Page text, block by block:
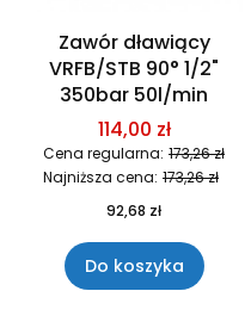
Zawór dławiący
VRFB/STB 90° 1/2"
350bar 50l/min
114,00 zł
Cena regularna: 173,26 zł
Najniższa cena: 173,26 zł
92,68 zł
Do koszyka